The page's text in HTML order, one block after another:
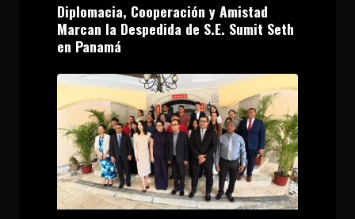
Diplomacia, Cooperación y Amistad
Marcan la Despedida de S.E. Sumit Seth
en Panamá